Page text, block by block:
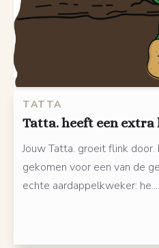
TATTA
Tatta. heeft een
Jouw Tatta. groeit flink
gekomen voor een van de
echte aardappelkweker: he...